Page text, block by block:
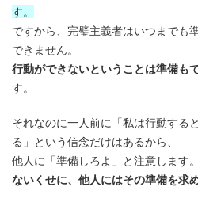
す。
ですから、完璧主義者はいつまでも
できません。
行動ができないということは準備も
す。
それなのに一人前に「私は行動する
る」という信念だけはあるから、
他人に「準備しろよ」と注意します。
ないくせに、他人にはその準備を求